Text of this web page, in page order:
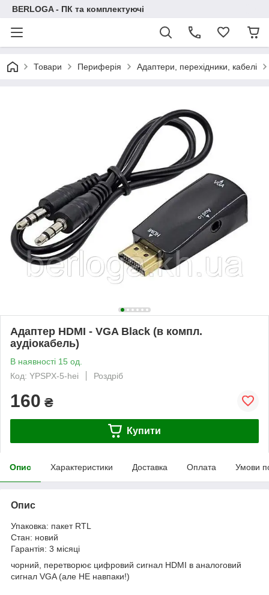
BERLOGA - ПК та комплектуючі
Товари Периферія Адаптери, перехідники, кабелі
Адаптер HDMI - VGA Black (в компл.
аудіокабель)
В наявності 15 од.
Код: YPSPX-5-hei
Роздріб
160 ₴
Купити
Опис Характеристики Доставка Оплата Умови
Опис
Упаковка: пакет RTL
Стан: новий
Гарантія: 3 місяці
чорний, перетворює цифровий сигнал HDMI в аналоговий
сигнал VGA (але НЕ навпаки!)